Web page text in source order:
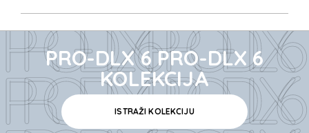
PRO-DLX 6 PRO-DLX 6
PRO-DLX 6 PRO-DLX 6
PRO-DLX 6 PRO-DLX 6
KOLEKCIJA
ISTRAŽI KOLEKCIJU